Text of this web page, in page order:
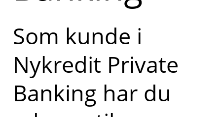
Som kunde i
Nykredit Private
Banking har du